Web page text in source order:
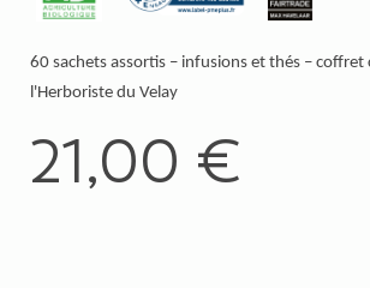
60 sachets assortis – infusions et thés –
l'Herboriste du Velay
21,00 €